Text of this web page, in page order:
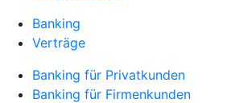
Banking
Verträge
Banking für Privatkunden
Banking für Firmenkunden